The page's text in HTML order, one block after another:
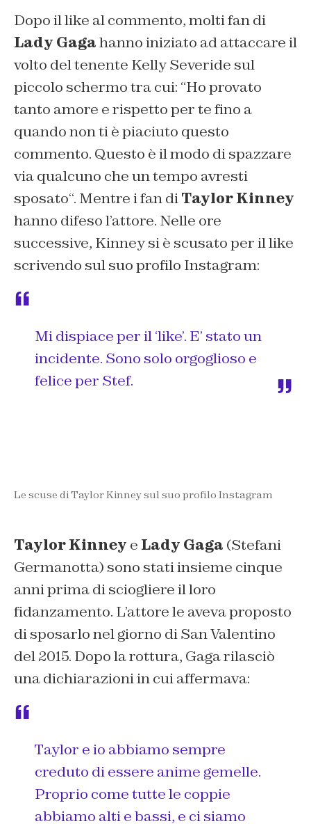
Dopo il like al commento, molti fan di
Lady Gagahanno iniziato ad attaccare il
volto del tenente Kelly Severide sul
piccolo schermo tra cui: “Ho provato
tanto amore e rispetto per te fino a
quando non ti è piaciuto questo
commento. Questo è il modo di spazzare
via qualcuno che un tempo avresti
sposato“. Mentre i fan diTaylor Kinney
hanno difeso l’attore. Nelle ore
successive, Kinney si è scusato per il like
scrivendo sul suo profilo Instagram:
Mi dispiace per il ‘like’. E’ stato un
incidente. Sono solo orgoglioso e
felice per Stef.
Le scuse di Taylor Kinney sul suo profilo Instagram
Taylor Kinney e Lady Gaga (Stefani
Germanotta) sono stati insieme cinque
anni prima di sciogliere il loro
fidanzamento. L’attore le aveva proposto
di sposarlo nel giorno di San Valentino
del 2015. Dopo la rottura, Gaga rilasciò
una dichiarazioni in cui affermava:
Taylor e io abbiamo sempre
creduto di essere anime gemelle.
Proprio come tutte le coppie
abbiamo alti e bassi, e ci siamo